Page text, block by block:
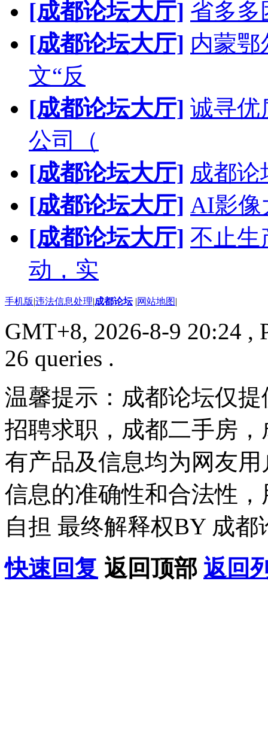
[成都论坛大厅] 省多多
[成都论坛大厅] 内蒙
文“反
[成都论坛大厅] 诚寻优
公司（
[成都论坛大厅] 成都论
[成都论坛大厅] AI影像
[成都论坛大厅] 不止生
动，实
手机版|违法信息处理|成都论坛 |网站地图|
GMT+8, 2026-8-9 20:24 ,
26 queries .
温馨提示：成都论坛仅
招聘求职，成都二手房
有产品及信息均为网友
信息的准确性和合法性
自担 最终解释权BY 成都
快速回复 返回顶部 返回